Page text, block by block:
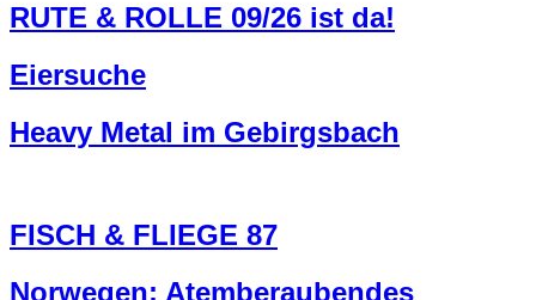
RUTE & ROLLE 09/26 ist da!
Eiersuche
Heavy Metal im Gebirgsbach
FISCH & FLIEGE 87
Norwegen: Atemberaubendes